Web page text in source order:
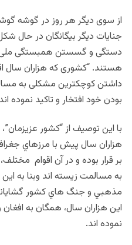
از سوی دیگر هر روز در گوشه
جنایات دیگر بیگانگان در حال
دستگی و گسستن همبستگی ملی
هستند. “کشوری که هزاران سال
داشتن کوچکترین مشکلی به
بودن خود افتخار و تاکید نموده
با اين توصيف از “کشور
هزاران سال پیش با مرزهاي
بر قرار بوده و در آن اقوام
به مسالمت زيسته اند وبنا به
مذهبي و جنگ هاي کشور
اين هزاران سال، همگان به
نموده اند.